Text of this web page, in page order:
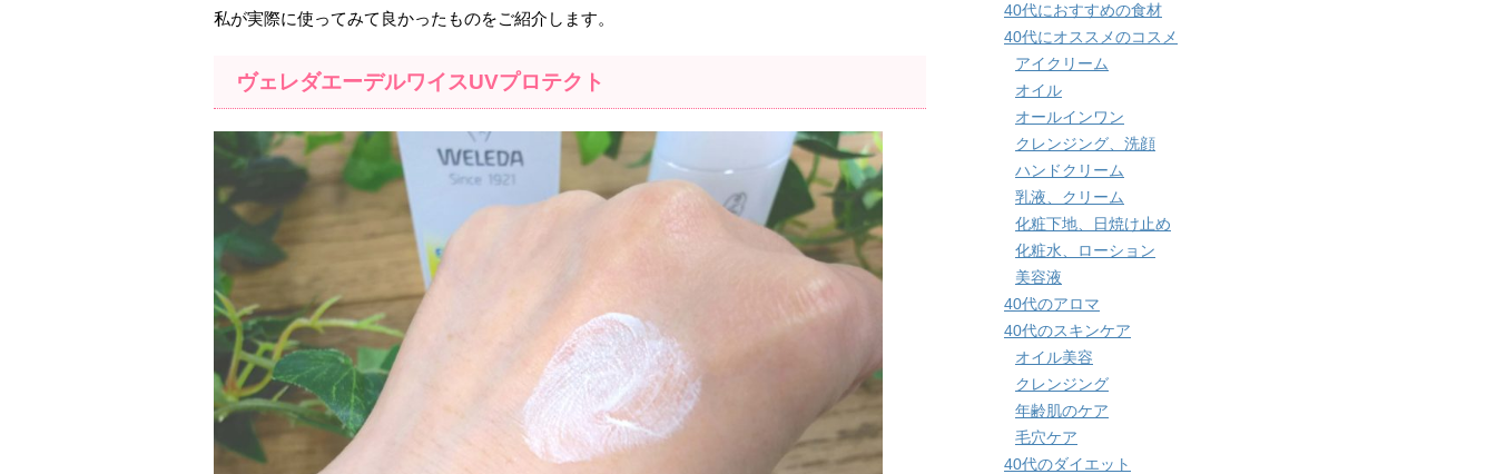
私が実際に使ってみて良かったものをご紹介します。
ヴェレダエーデルワイスUVプロテクト
40代におすすめの食材
40代にオススメのコスメ
アイクリーム
オイル
オールインワン
クレンジング、洗顔
ハンドクリーム
乳液、クリーム
化粧下地、日焼け止め
化粧水、ローション
美容液
40代のアロマ
40代のスキンケア
オイル美容
クレンジング
年齢肌のケア
毛穴ケア
40代のダイエット